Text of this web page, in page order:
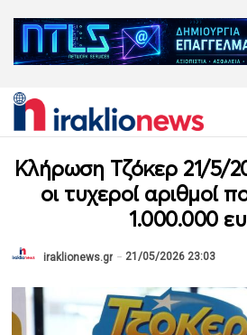
Κλήρωση Τζόκερ 21/5/
οι τυχεροί αριθμοί
1.000.000
iraklionews.gr 21/05/2026 23:03